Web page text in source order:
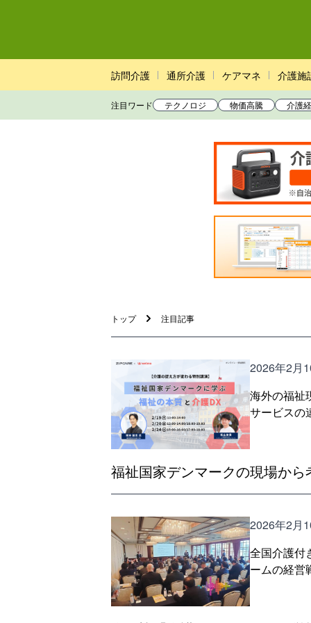
訪問介護 通所介護 ケアマネ 介護施
注目ワード テクノロジ 物価高騰 介護
トップ 注目記事
2026年2月
海外の福祉
サービスの
福祉国家デンマークの現場か
2026年2月
全国介護付
ームの経営